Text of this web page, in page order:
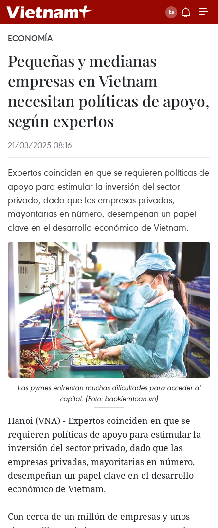
ECONOMÍA
Pequeñas y medianas
empresas en Vietnam
necesitan políticas de apoyo,
según expertos
21/03/2025 08:16
Expertos coinciden en que se requieren políticas de
apoyo para estimular la inversión del sector
privado, dado que las empresas privadas,
mayoritarias en número, desempeñan un papel
clave en el desarrollo económico de Vietnam.
Las pymes enfrentan muchas dificultades para acceder al
capital. (Foto: baokiemtoan.vn)
Hanoi (VNA) - Expertos coinciden en que se
requieren políticas de apoyo para estimular la
inversión del sector privado, dado que las
empresas privadas, mayoritarias en número,
desempeñan un papel clave en el desarrollo
económico de Vietnam.
Con cerca de un millón de empresas y unos